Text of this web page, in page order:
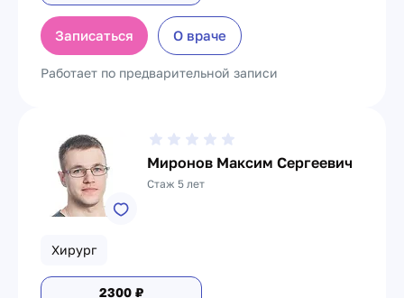
Записаться О враче
Работает по предварительной записи
Миронов Максим Сергеевич
Стаж 5 лет
Хирург
2300 ₽